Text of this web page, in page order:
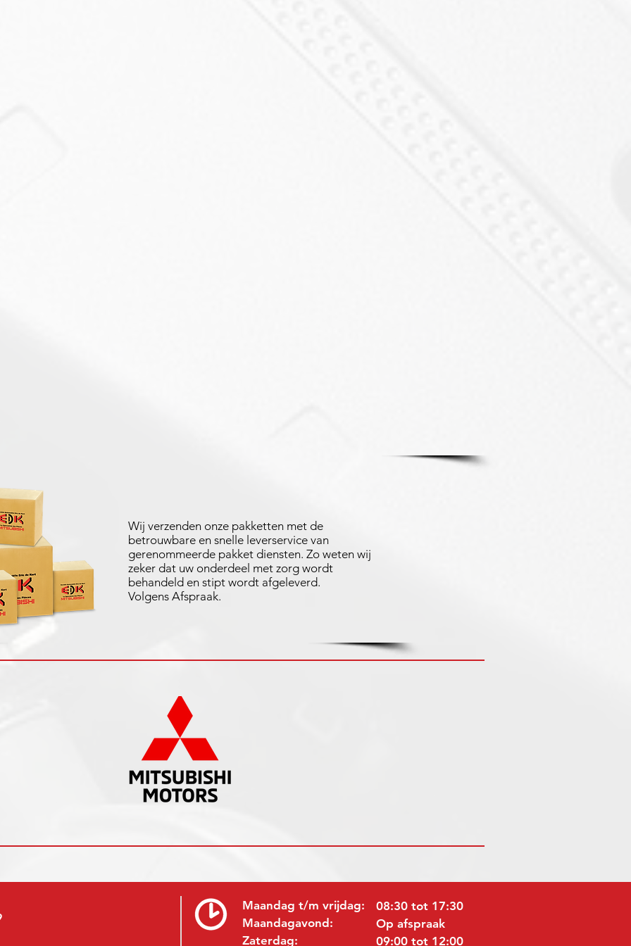
Wij verzenden onze pakketten met de
betrouwbare en snelle leverservice van
gerenommeerde pakket diensten. Zo weten wij
zeker dat uw onderdeel met zorg wordt
behandeld en stipt wordt afgeleverd.
Volgens Afspraak.
Maandag t/m vrijdag:
Maandagavond:
Zaterdag:
08:30 tot 17:30
Op afspraak
09:00 tot 12:00